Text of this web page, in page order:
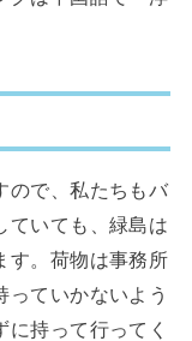
ので、私たちもバ
ていても、緑島は
す。荷物は事務所
っていかないよう
持って行ってく